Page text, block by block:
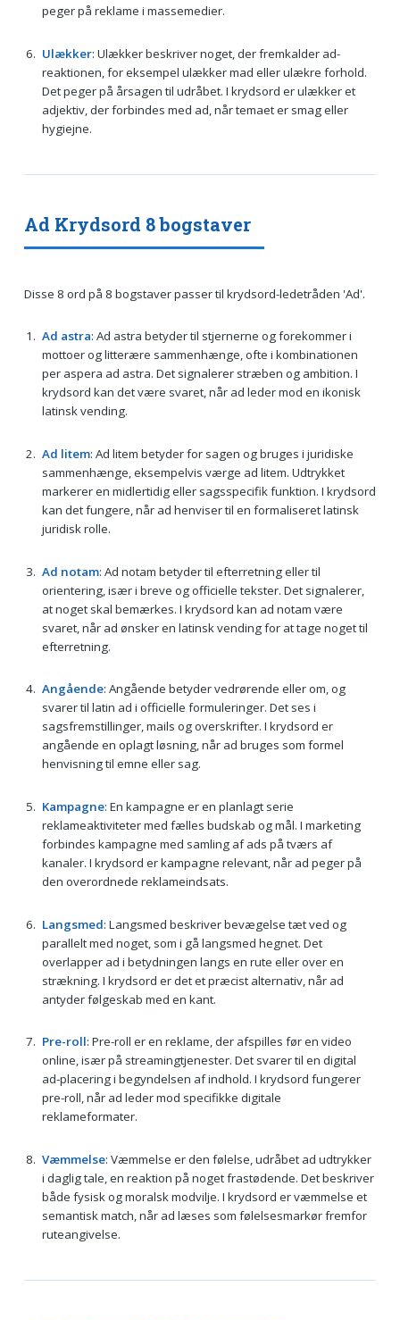
peger på reklame i massemedier.
Ulækker: Ulækker beskriver noget, der fremkalder ad-
reaktionen, for eksempel ulækker mad eller ulækre forhold.
Det peger på årsagen til udråbet. I krydsord er ulækker et
adjektiv, der forbindes med ad, når temaet er smag eller
hygiejne.
Ad Krydsord 8 bogstaver
Disse 8 ord på 8 bogstaver passer til krydsord-ledetråden 'Ad'.
Ad astra: Ad astra betyder til stjernerne og forekommer i
mottoer og litterære sammenhænge, ofte i kombinationen
per aspera ad astra. Det signalerer stræben og ambition. I
krydsord kan det være svaret, når ad leder mod en ikonisk
latinsk vending.
Ad litem: Ad litem betyder for sagen og bruges i juridiske
sammenhænge, eksempelvis værge ad litem. Udtrykket
markerer en midlertidig eller sagsspecifik funktion. I krydsord
kan det fungere, når ad henviser til en formaliseret latinsk
juridisk rolle.
Ad notam: Ad notam betyder til efterretning eller til
orientering, især i breve og officielle tekster. Det signalerer,
at noget skal bemærkes. I krydsord kan ad notam være
svaret, når ad ønsker en latinsk vending for at tage noget til
efterretning.
Angående: Angående betyder vedrørende eller om, og
svarer til latin ad i officielle formuleringer. Det ses i
sagsfremstillinger, mails og overskrifter. I krydsord er
angående en oplagt løsning, når ad bruges som formel
henvisning til emne eller sag.
Kampagne: En kampagne er en planlagt serie
reklameaktiviteter med fælles budskab og mål. I marketing
forbindes kampagne med samling af ads på tværs af
kanaler. I krydsord er kampagne relevant, når ad peger på
den overordnede reklameindsats.
Langsmed: Langsmed beskriver bevægelse tæt ved og
parallelt med noget, som i gå langsmed hegnet. Det
overlapper ad i betydningen langs en rute eller over en
strækning. I krydsord er det et præcist alternativ, når ad
antyder følgeskab med en kant.
Pre-roll: Pre-roll er en reklame, der afspilles før en video
online, især på streamingtjenester. Det svarer til en digital
ad-placering i begyndelsen af indhold. I krydsord fungerer
pre-roll, når ad leder mod specifikke digitale
reklameformater.
Væmmelse: Væmmelse er den følelse, udråbet ad udtrykker
i daglig tale, en reaktion på noget frastødende. Det beskriver
både fysisk og moralsk modvilje. I krydsord er væmmelse et
semantisk match, når ad læses som følelsesmarkør fremfor
ruteangivelse.